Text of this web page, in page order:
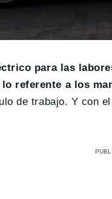
para las
referente a los
de trabajo. Y con